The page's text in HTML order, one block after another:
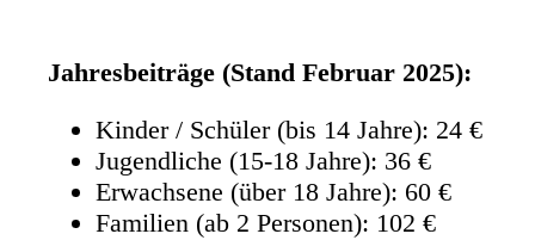
Jahresbeiträge (Stand Februar 2025):
Kinder / Schüler (bis 14 Jahre): 24 €
Jugendliche (15-18 Jahre): 36 €
Erwachsene (über 18 Jahre): 60 €
Familien (ab 2 Personen): 102 €